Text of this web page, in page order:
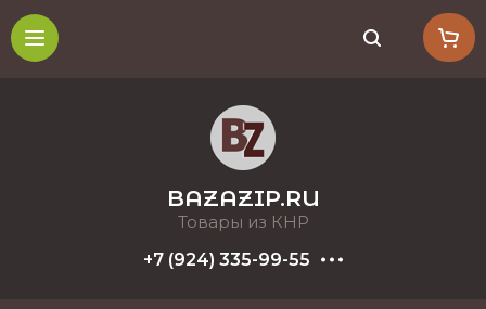
BAZAZIP.RU
Товары из КНР
+7 (924) 335-99-55